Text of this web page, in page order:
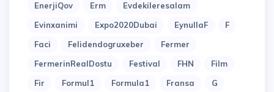
EnerjiQov
Erm
Evdekileresalam
Evinxanimi
Expo2020Dubai EynullaF
F
Faci
Felidendogruxeber
Fermer
FermerinRealDostu
Festival FHN
Film
Fir
Formul1 Formula1 Fransa
G